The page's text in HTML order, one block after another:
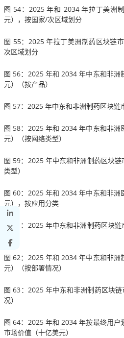
图 54：2025 年和 2034 年拉丁美洲
元），按国家/次区域划分
图 55：2025 年拉丁美洲制药区块链
次区域划分
图 56：2025 年和 2034 年中东和非洲
元）（按产品）
图 57：2025 年中东和非洲制药区块链
图 58：2025 年和 2034 年中东和非洲
元）（按网络类型）
图 59：2025 年中东和非洲制药区块
类型）
图 60：2025 年和 2034 年中东和非洲
元），按应用分类
图 61：2025 年中东和非洲制药区块
图 62：2025 年和 2034 年中东和非洲
元）（按部署情况）
图 63：2025 年中东和非洲制药区块
况）
图 64：2025 年和 2034 年按最终用户
市场价值（十亿美元）